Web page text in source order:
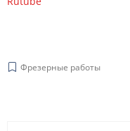
Фрезерные работы